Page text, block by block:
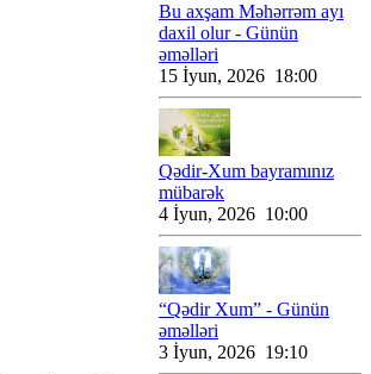
Bu axşam Məhərrəm ayı
daxil olur - Günün
əməlləri
15 İyun, 2026 18:00
Qədir-Xum bayramınız
mübarək
4 İyun, 2026 10:00
“Qədir Xum” - Günün
əməlləri
3 İyun, 2026 19:10